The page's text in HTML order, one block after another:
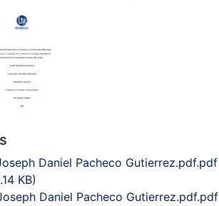
Daniel Pacheco Gutierrez.pdf.pdf
KB)
Daniel Pacheco Gutierrez.pdf.pdf